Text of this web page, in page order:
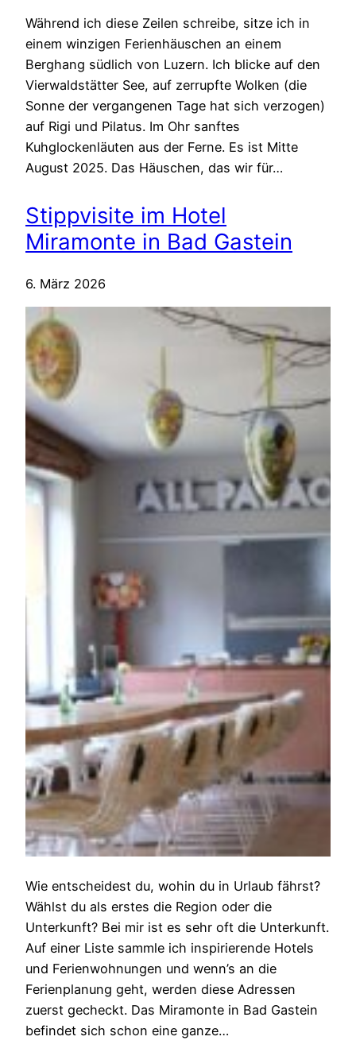
Während ich diese Zeilen schreibe, sitze ich in
einem winzigen Ferienhäuschen an einem
Berghang südlich von Luzern. Ich blicke auf den
Vierwaldstätter See, auf zerrupfte Wolken (die
Sonne der vergangenen Tage hat sich verzogen)
auf Rigi und Pilatus. Im Ohr sanftes
Kuhglockenläuten aus der Ferne. Es ist Mitte
August 2025. Das Häuschen, das wir für…
Stippvisite im Hotel
Miramonte in Bad Gastein
6. März 2026
Wie entscheidest du, wohin du in Urlaub fährst?
Wählst du als erstes die Region oder die
Unterkunft? Bei mir ist es sehr oft die Unterkunft.
Auf einer Liste sammle ich inspirierende Hotels
und Ferienwohnungen und wenn’s an die
Ferienplanung geht, werden diese Adressen
zuerst gecheckt. Das Miramonte in Bad Gastein
befindet sich schon eine ganze…